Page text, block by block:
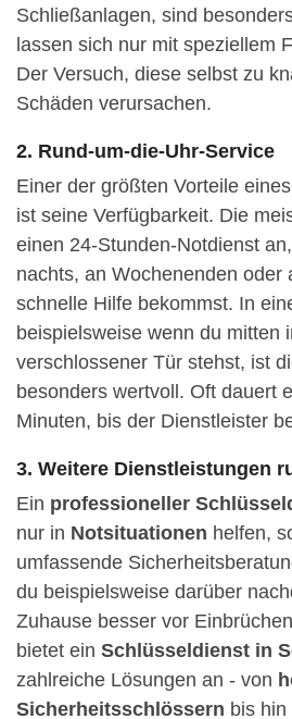
Schließanlagen, sind
lassen sich nur mit speziellem
Der Versuch, diese selbst zu
Schäden verursachen.
2. Rund-um-die-Uhr-Service
Einer der größten Vorteile
ist seine Verfügbarkeit. Die
einen 24-Stunden-Notdienst
nachts, an Wochenenden oder
schnelle Hilfe bekommst. In
beispielsweise wenn du mitten
verschlossener Tür stehst, ist
besonders wertvoll. Oft dauert
Minuten, bis der Dienstleister
3. Weitere Dienstleistungen
Ein professioneller
nur in Notsituationen helfen,
umfassende
du beispielsweise darüber
Zuhause besser vor
bietet ein Schlüsseldienst in
zahlreiche Lösungen an - von
Sicherheitsschlössern bis hin